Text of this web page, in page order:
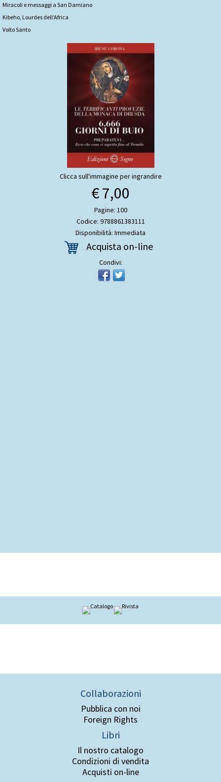
Miracoli e messaggi a San Damiano
Kibeho, Lourdes dell’Africa
Volto Santo
Clicca sull'immagine per ingrandire
€ 7,00
Pagine: 100
Codice: 9788861383111
Disponibilità: Immediata
Acquista on-line
Condivi:
Collaborazioni
Pubblica con noi
Foreign Rights
Libri
Il nostro catalogo
Condizioni di vendita
Acquisti on-line